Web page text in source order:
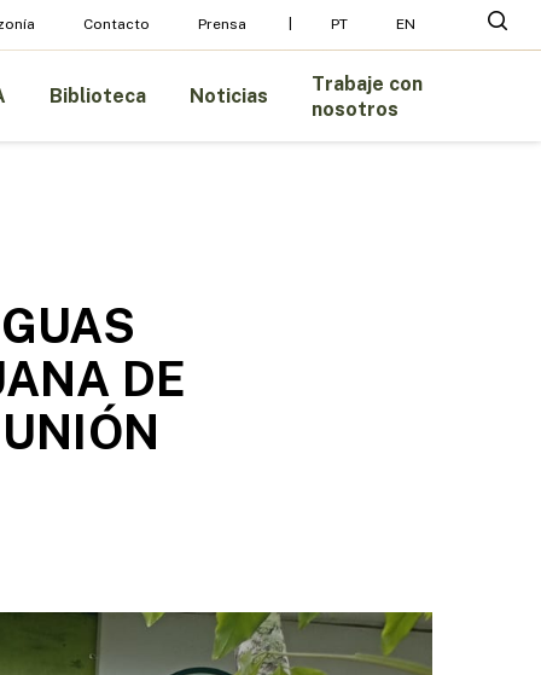
Contacto Prensa PT EN
Biblioteca Noticias
Trabaje con
nosotros
DE
Menu